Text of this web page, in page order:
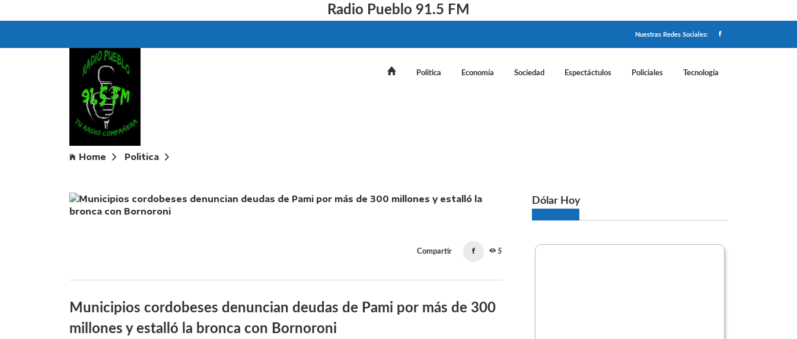
Radio Pueblo 91.5 FM
Nuestras Redes Sociales:
Politica Economía Sociedad Espectáctulos Policiales Tecnología
Home Politica
Compartir 5
Municipios cordobeses denuncian deudas de Pami por más de 300
millones y estalló la bronca con Bornoroni
Dólar Hoy